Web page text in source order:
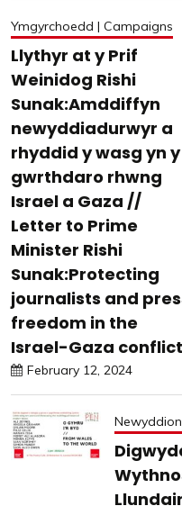
Ymgyrchoedd | Campaigns
Llythyr at y Prif
Weinidog Rishi
Sunak:Amddiffyn
newyddiadurwyr a
rhyddid y wasg yn y
gwrthdaro rhwng
Israel a Gaza //
Letter to Prime
Minister Rishi
Sunak:Protecting
journalists and
freedom in the
Israel-Gaza conflict
February 12, 2024